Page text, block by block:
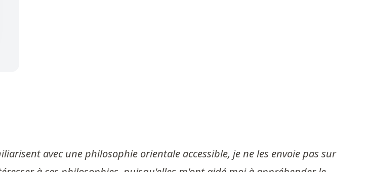
avec une philosophie orientale accessible, je ne les envoie pas sur